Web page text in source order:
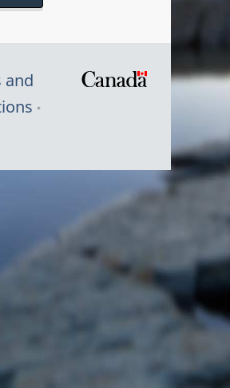
and
du